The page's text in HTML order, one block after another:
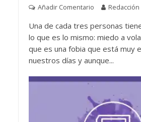
Añadir Comentario Redacción
Una de cada tres personas
lo que es lo mismo: miedo a
que es una fobia que está muy
nuestros días y aunque...